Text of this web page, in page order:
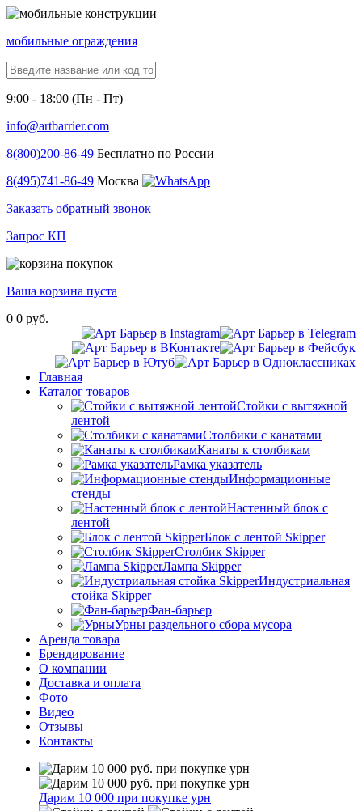
мобильные ограждения
9:00 - 18:00 (Пн - Пт)
info@artbarrier.com
8(800)200-86-49 Бесплатно по России
8(495)741-86-49 Москва
Заказать обратный звонок
Запрос КП
Ваша корзина пуста
0 0 руб.
Главная
Каталог товаров
Стойки с вытяжной
лентой
Столбики с канатами
Канаты к столбикам
Рамка указатель
Информационные
стенды
Настенный блок с
лентой
Блок с лентой Skipper
Столбик Skipper
Лампа Skipper
Индустриальная
стойка Skipper
Фан-барьер
Урны раздельного сбора мусора
Аренда товара
Брендирование
О компании
Доставка и оплата
Фото
Видео
Отзывы
Контакты
Дарим 10 000 при покупке урн